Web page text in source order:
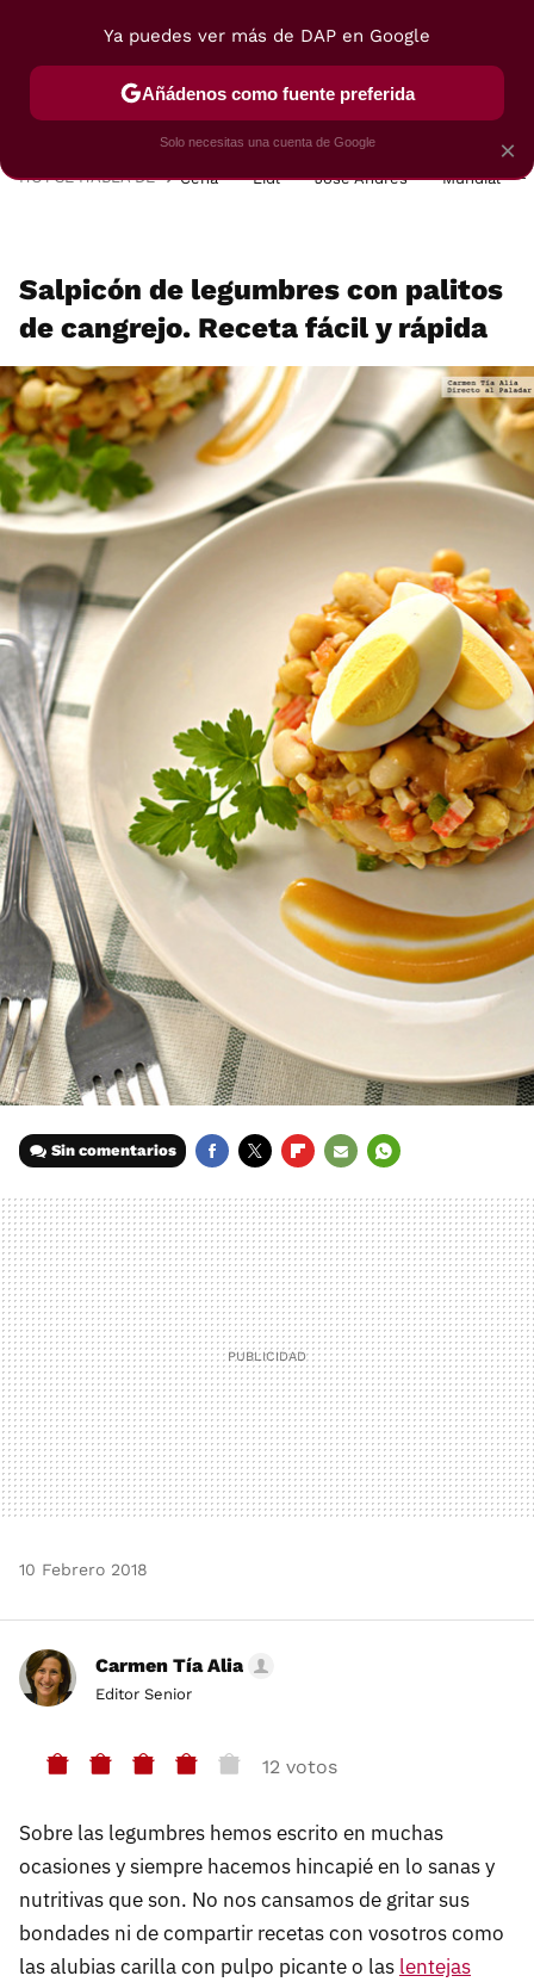
POSTRES VIAJES SELECCIÓN VEGUI
HOY SE HABLA DE Cena Lidl José Andrés Mundial
Salpicón de legumbres con palitos
de cangrejo. Receta fácil y rápida
Sin comentarios
MAIL
10 Febrero 2018
Carmen Tía Alia
Editor Senior
12 votos
Sobre las legumbres hemos escrito en muchas
ocasiones y siempre hacemos hincapié en lo sanas y
nutritivas que son. No nos cansamos de gritar sus
bondades ni de compartir recetas con vosotros como
las alubias carilla con pulpo picante o las lentejas
×
Ya puedes ver más de DAP en Google
Añádenos como fuente preferida
Solo necesitas una cuenta de Google